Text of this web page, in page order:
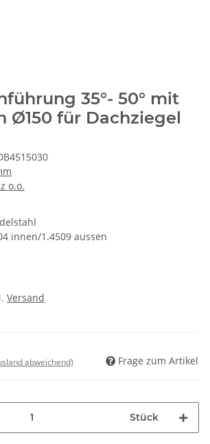
35°- 50° mit
Ø150 für Dachziegel
o.o.
innen/1.4509 aussen
Versand
abweichend) Frage zum Artikel
Stück